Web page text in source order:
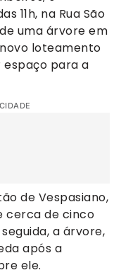
11h, na Rua São
uma árvore em
loteamento
espaço para a
de Vespasiano,
cerca de cinco
a árvore,
após a
ele.